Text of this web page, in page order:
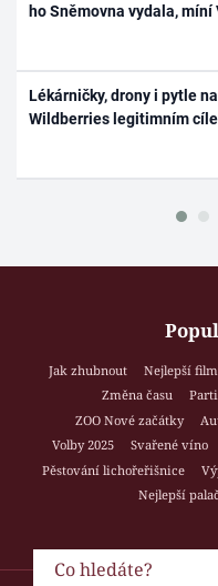
ho Sněmovna vydala, míní
Lékárničky, drony i pytle
Wildberries legitimním
Jak zhubnout Nejlepší
Změna času
ZOO Nové začátky
Volby 2025
Svařené víno
Pěstování lichořeřišnice
Nejlepší